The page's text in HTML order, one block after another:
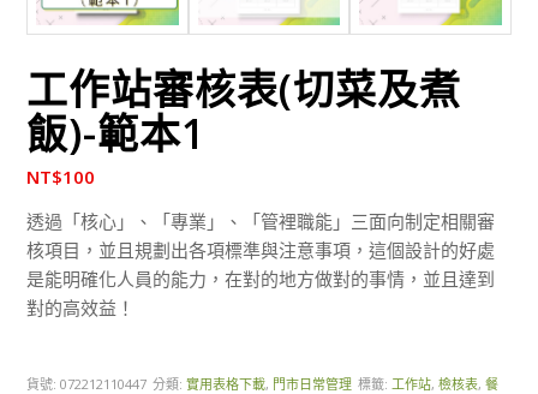
工作站審核表(切菜及煮
飯)-範本1
NT$100
透過「核心」、「專業」、「管裡職能」三面向制定相關審
核項目，並且規劃出各項標準與注意事項，這個設計的好處
是能明確化人員的能力，在對的地方做對的事情，並且達到
對的高效益！
貨號: 072212110447 分類:實用表格下載, 門市日常管理 標籤: 工作站,檢核表,餐